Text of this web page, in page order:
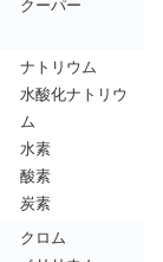
クーパー
ナトリウム
水酸化ナトリウ
ム
水素
酸素
炭素
クロム